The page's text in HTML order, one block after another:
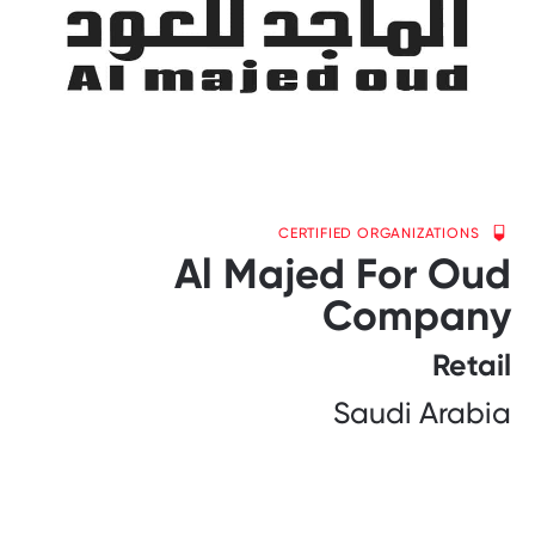
CERTIFIED ORGANIZATIONS
Al Majed For Oud
Company
Retail
Saudi Arabia